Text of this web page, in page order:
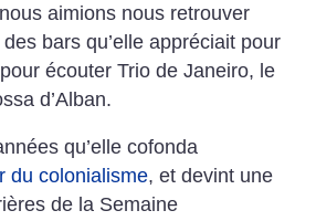
aimions nous retrouver
bars qu’elle appréciait pour
écouter Trio de Janeiro, le
d’Alban.
qu’elle cofonda
du colonialisme, et devint une
de la Semaine